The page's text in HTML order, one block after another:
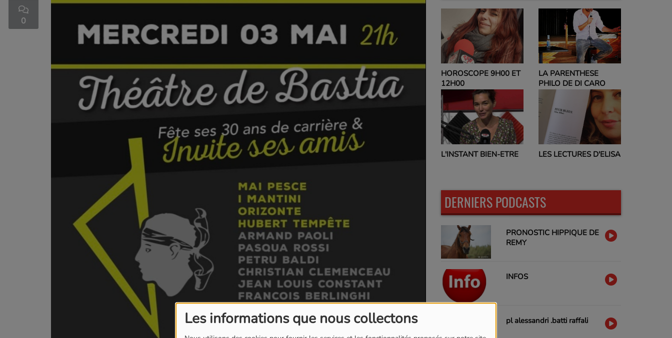
Les informations que nous collectons
0
HOROSCOPE 9H00 ET
12H00
LA PARENTHESE
PHILO DE DI CARO
LES LECTURES D'ELISA
EVELYNE ADAM
PARLEZ-MOI DE VOUS
ET NO POLITIC
PROGRAMMES TV
DERNIERS PODCASTS
PRONOSTIC HIPPIQUE DE
REMY
INFOS
pl alessandri .batti raffali